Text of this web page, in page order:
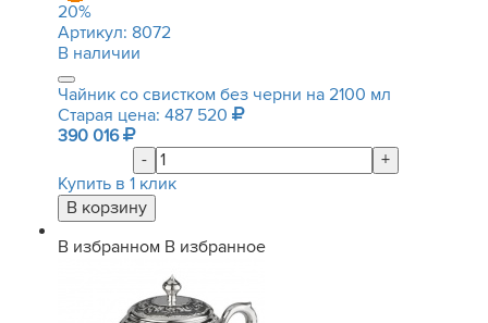
20%
Артикул: 8072
В наличии
Чайник со свистком без черни на 2100 мл
Старая цена: 487 520
390 016
-
+
Купить в 1 клик
В избранном В избранное